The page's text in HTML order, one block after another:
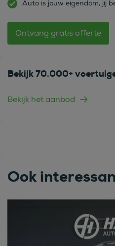
Auto is jouw eigendom, jij
Ontvang gratis offerte
Bekijk 70.000+
Bekijk het aanbod
Ook